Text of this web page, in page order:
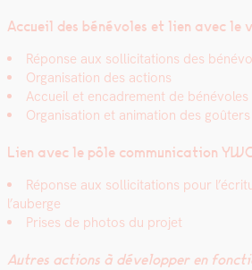
Accueil des bénév­oles et lien avec le
Réponse aux sol­lic­i­ta­tions des
Organ­i­sa­tion des actions
Accueil et encadrement de bénév­oles
Organ­i­sa­tion et ani­ma­tion des
Lien avec le pôle com­mu­ni­ca­tion
Réponse aux sol­lic­i­ta­tions pour
l’auberge
Pris­es de pho­tos du pro­jet
Autres actions à dévelop­per en